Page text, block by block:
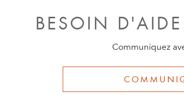
BESOIN D'AIDE
Communiquez